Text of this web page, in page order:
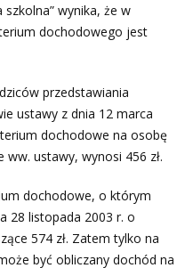
wynika, że w
dochodowego jest
przedstawiania
ustawy z dnia 12 marca
dochodowe na osobę
ustawy, wynosi 456 zł.
dochodowe, o którym
28 listopada 2003 r. o
574 zł. Zatem tylko na
być obliczany dochód na